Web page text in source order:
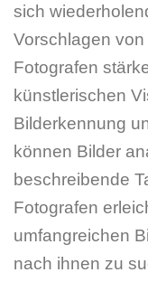
sich
Vorschlagen
Fotografen
künstlerischen
Bilderkennung
können Bilder
beschreibende
Fotografen
umfangreichen
nach ihnen zu